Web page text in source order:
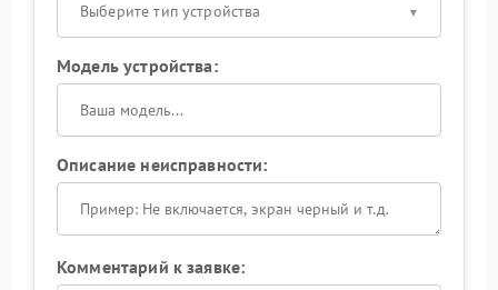
Выберите тип устройства
Модель устройства:
Описание неисправности:
Комментарий к заявке: